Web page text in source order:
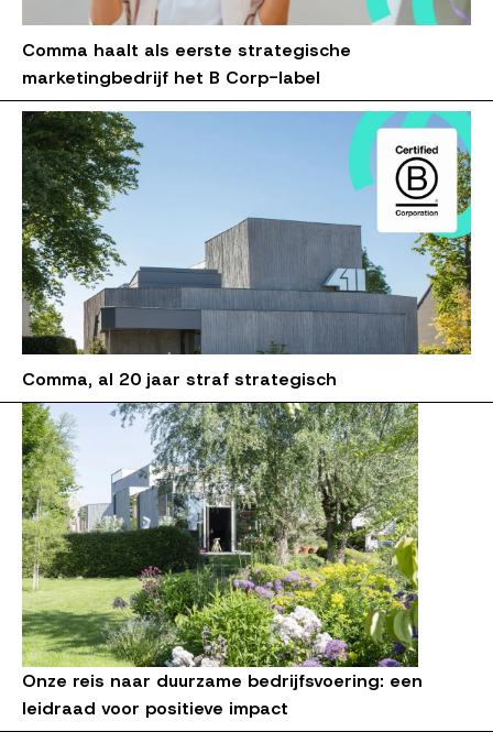
Comma haalt als eerste strategische
marketingbedrijf het B Corp-label
Comma, al 20 jaar straf strategisch
Onze reis naar duurzame bedrijfsvoering: een
leidraad voor positieve impact